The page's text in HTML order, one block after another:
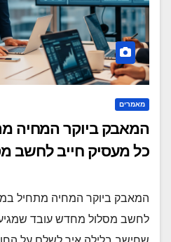
מאמרים
המאבק ביוקר המחיה
כל מעסיק חייב לחשב
המאבק ביוקר המחיה מתחיל
לחשב מסלול מחדש עובד